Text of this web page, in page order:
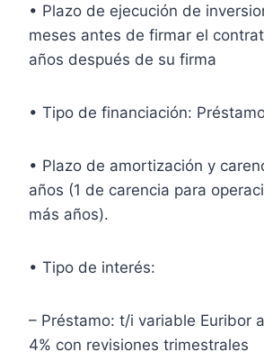
• Plazo de ejecución de
meses antes de firmar el
años después de su firma
• Tipo de financiación:
• Plazo de amortización y
años (1 de carencia para
más años).
• Tipo de interés:
– Préstamo: t/i variable Euribor
4% con revisiones trimestrales